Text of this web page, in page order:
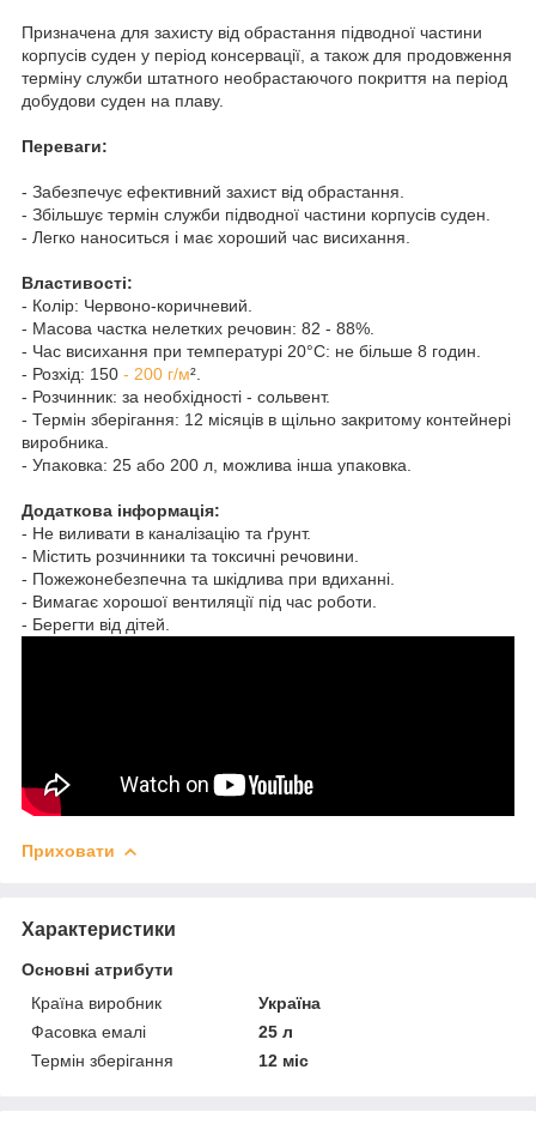
Призначена для захисту від обрастання підводної частини
корпусів суден у період консервації, а також для продовження
терміну служби штатного необрастаючого покриття на період
добудови суден на плаву.
Переваги:
- Забезпечує ефективний захист від обрастання.
- Збільшує термін служби підводної частини корпусів суден.
- Легко наноситься і має хороший час висихання.
Властивості:
- Колір: Червоно-коричневий.
- Масова частка нелетких речовин: 82 - 88%.
- Час висихання при температурі 20°C: не більше 8 годин.
- Розхід: 150 - 200 г/м².
- Розчинник: за необхідності - сольвент.
- Термін зберігання: 12 місяців в щільно закритому контейнері
виробника.
- Упаковка: 25 або 200 л, можлива інша упаковка.
Додаткова інформація:
- Не виливати в каналізацію та ґрунт.
- Містить розчинники та токсичні речовини.
- Пожежонебезпечна та шкідлива при вдиханні.
- Вимагає хорошої вентиляції під час роботи.
- Берегти від дітей.
Приховати
Характеристики
Основні атрибути
Країна виробник
Україна
Фасовка емалі
25 л
Термін зберігання
12 міс